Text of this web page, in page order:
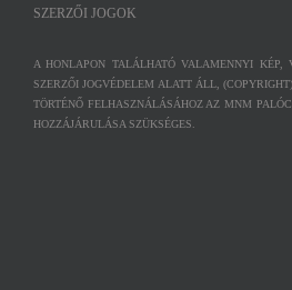
SZERZŐI JOGOK
A HONLAPON TALÁLHATÓ VALAMENNYI KÉP,
SZERZŐI JOGVÉDELEM ALATT ÁLL,
TÖRTÉNŐ FELHASZNÁLÁSÁHOZ AZ MNM
HOZZÁJÁRULÁSA SZÜKSÉGES.